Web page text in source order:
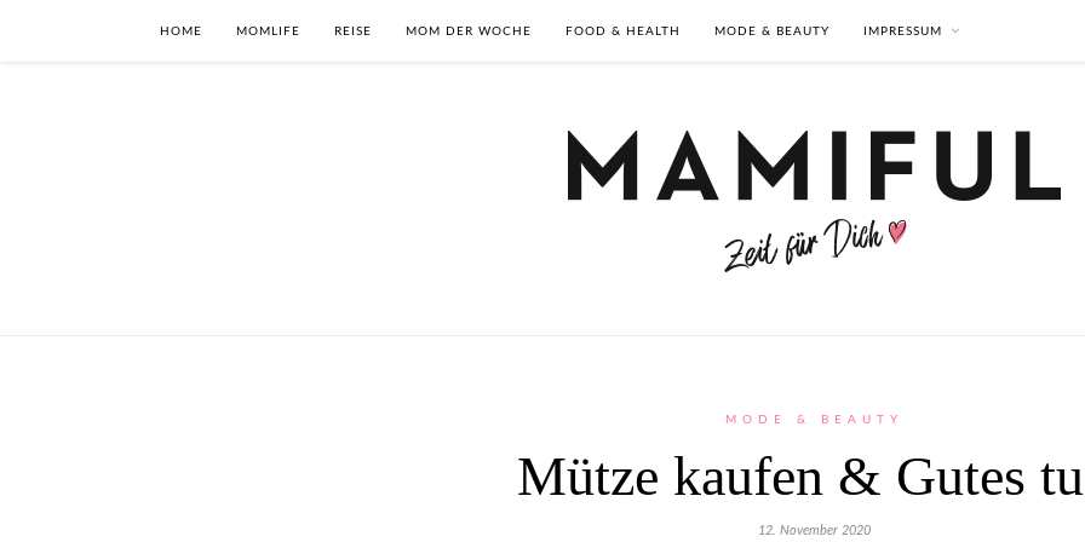
HOME MOMLIFE REISE MOM DER WOCHE FOOD & HEALTH MODE & BEAUTY IMPRESSUM
MODE & BEAUTY
Mütze kaufen & Gutes
12. November 2020